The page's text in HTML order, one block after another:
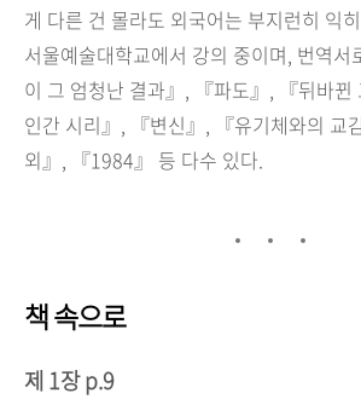
게 다른 건 몰라도 외국어는 부지런히 익
서울예술대학교에서 강의 중이며, 번역서
이 그 엄청난 결과』, 『파도』, 『뒤바뀐
인간 시리』, 『변신』, 『유기체와의 교
외』, 『1984』 등 다수 있다.
책 속으로
제 1장 p.9